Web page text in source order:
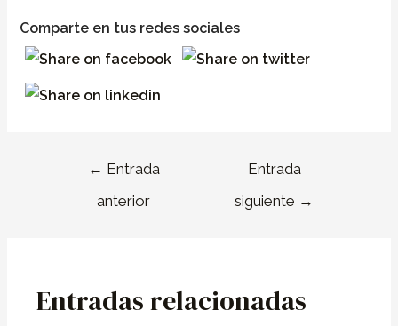
Comparte en tus redes sociales
← Entrada
anterior
Entrada
siguiente →
Entradas relacionadas